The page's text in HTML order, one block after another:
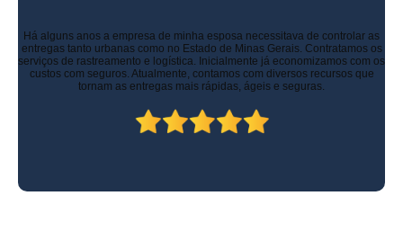
Há alguns anos a empresa de minha esposa necessitava de controlar as
entregas tanto urbanas como no Estado de Minas Gerais. Contratamos os
serviços de rastreamento e logística. Inicialmente já economizamos com os
custos com seguros. Atualmente, contamos com diversos recursos que
tornam as entregas mais rápidas, ágeis e seguras.